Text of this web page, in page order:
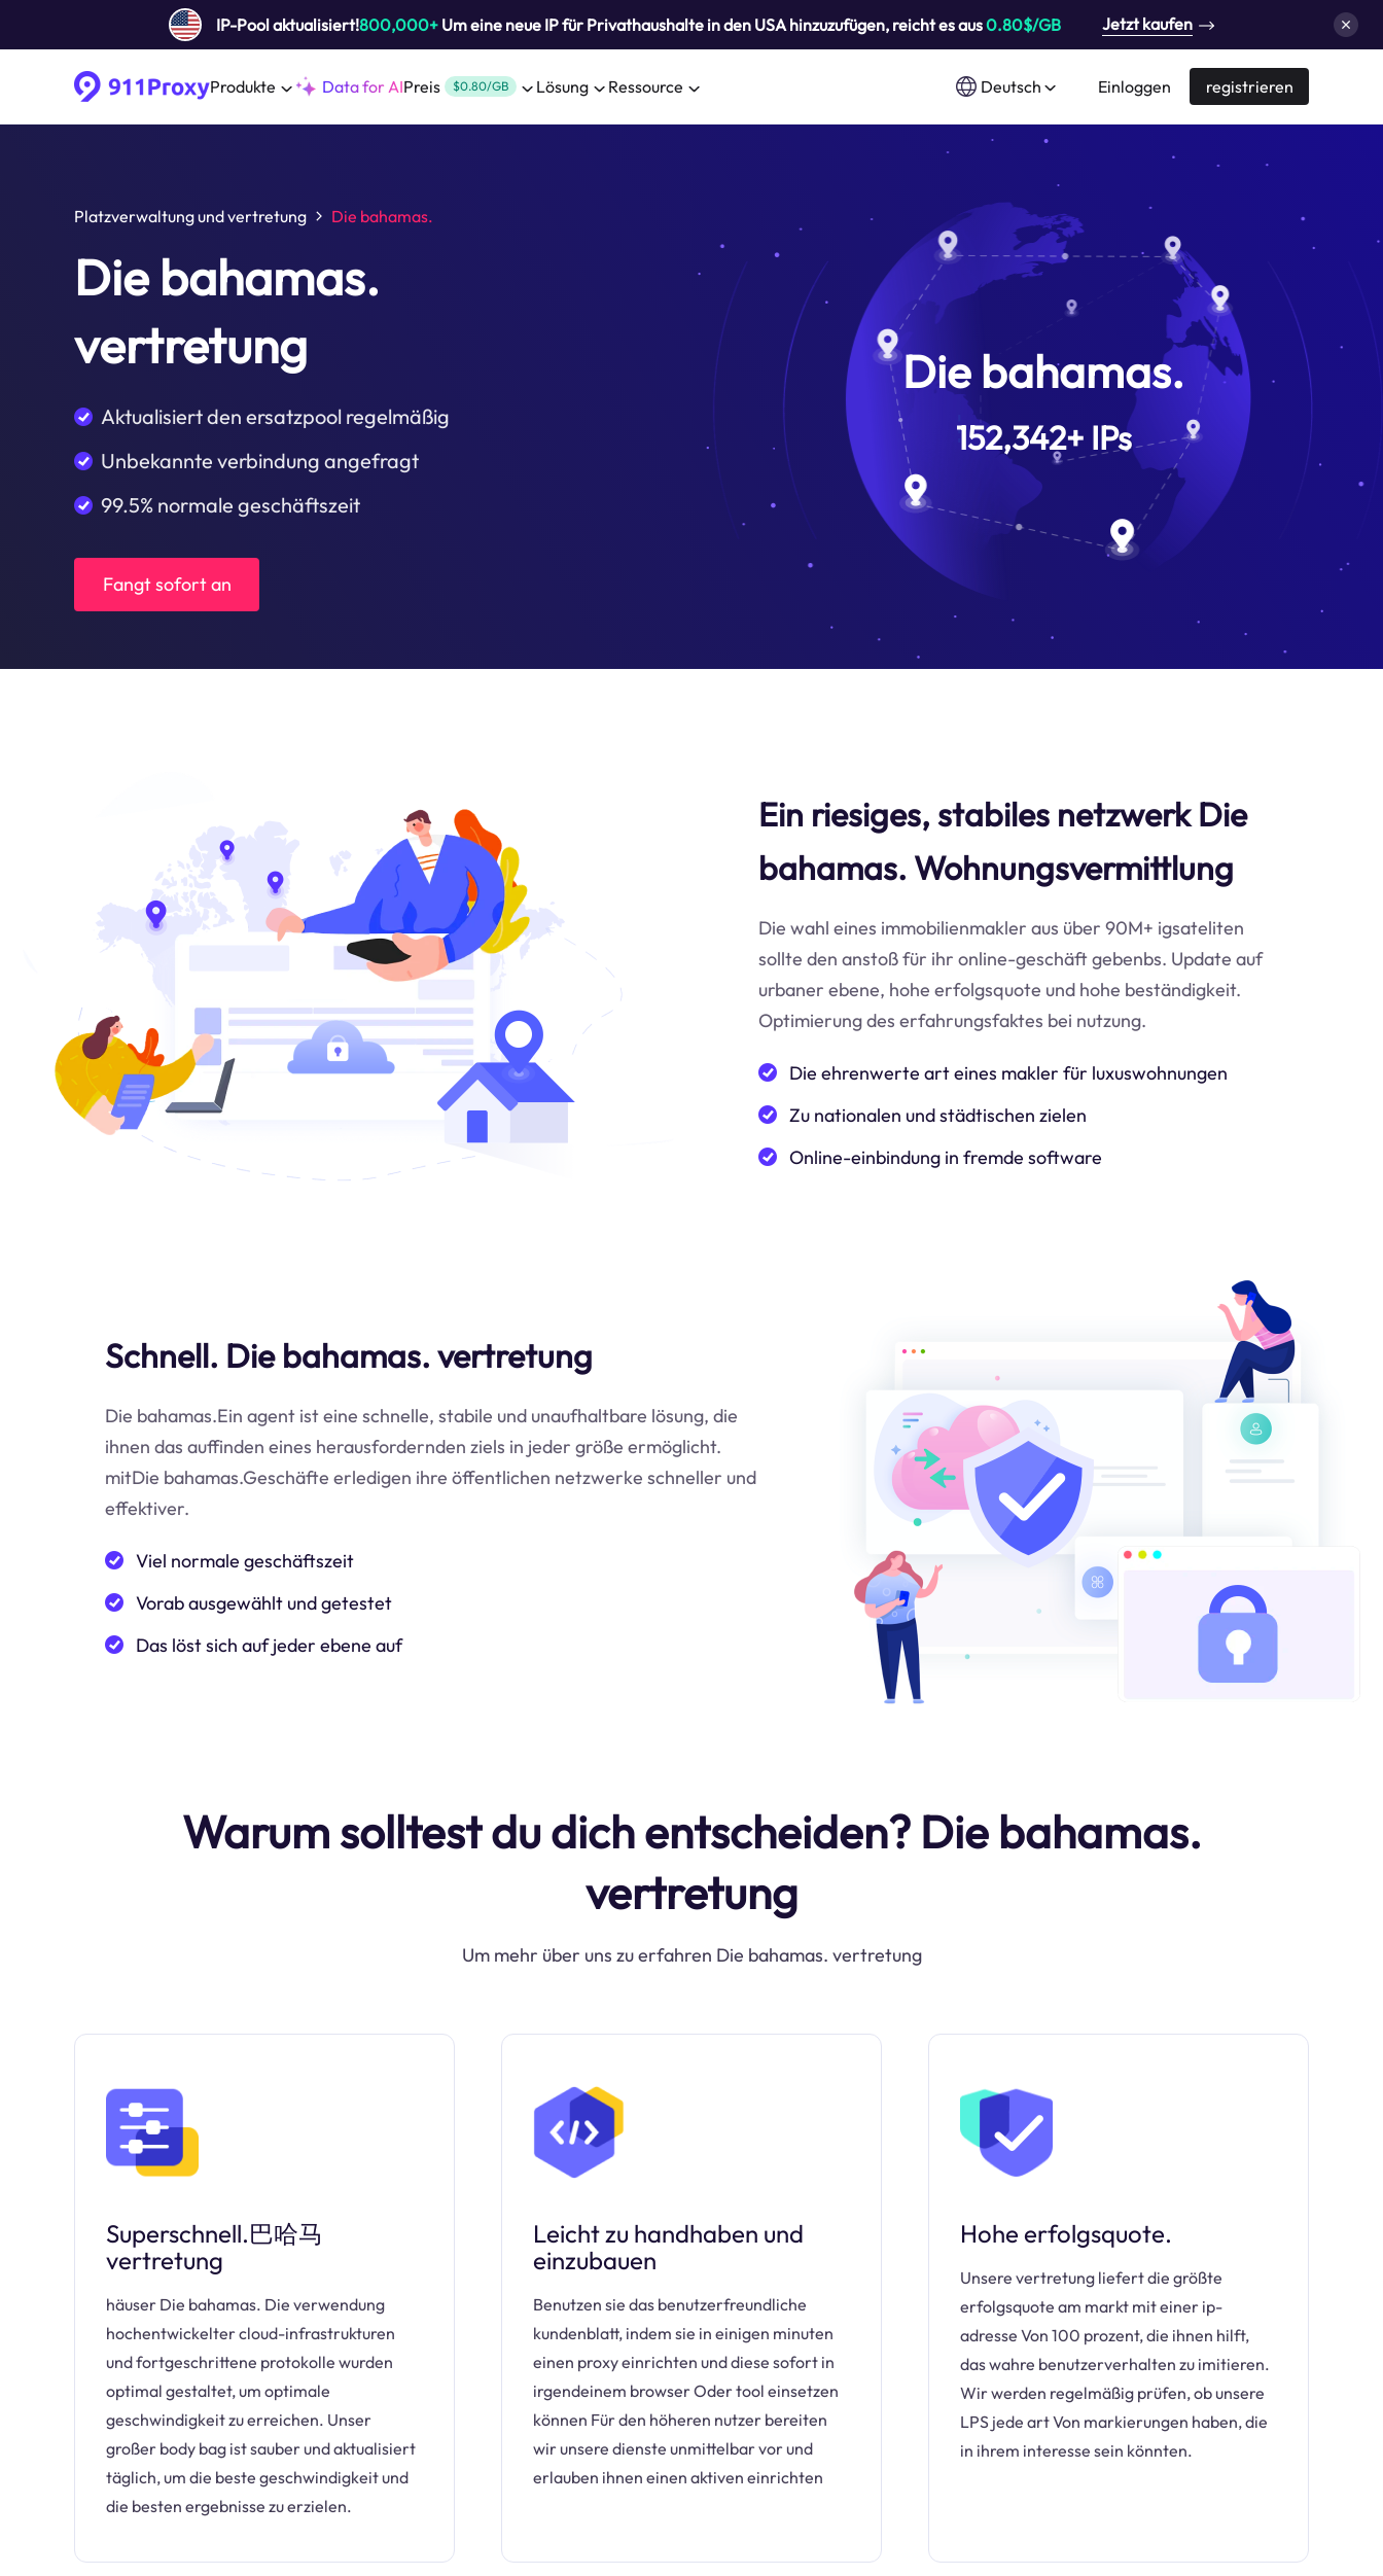
IP-Pool aktualisiert!800,000+Um eine neue IP für Privathaushalte in den USA hinzuzufügen, reicht es aus0.80$/GB Jetzt kaufen
Produkte Data for AIPreis $0.80/GB Lösung Ressource Deutsch Einloggen registrieren
Platzverwaltung und vertretung Die bahamas.
Die bahamas.
vertretung
Aktualisiert den ersatzpool regelmäßig
Unbekannte verbindung angefragt
99.5% normale geschäftszeit
Fangt sofort an
Die bahamas.
152,342+IPs
Ein riesiges, stabiles netzwerk Die
bahamas. Wohnungsvermittlung
Die wahl eines immobilienmakler aus über 90M+ igsateliten
sollte den anstoß für ihr online-geschäft gebenbs. Update auf
urbaner ebene, hohe erfolgsquote und hohe beständigkeit.
Optimierung des erfahrungsfaktes bei nutzung.
Die ehrenwerte art eines makler für luxuswohnungen
Zu nationalen und städtischen zielen
Online-einbindung in fremde software
Schnell. Die bahamas. vertretung
Die bahamas.Ein agent ist eine schnelle, stabile und unaufhaltbare lösung, die
ihnen das auffinden eines herausfordernden ziels in jeder größe ermöglicht.
mitDie bahamas.Geschäfte erledigen ihre öffentlichen netzwerke schneller und
effektiver.
Viel normale geschäftszeit
Vorab ausgewählt und getestet
Das löst sich auf jeder ebene auf
Warum solltest du dich entscheiden? Die bahamas.
vertretung
Um mehr über uns zu erfahren Die bahamas. vertretung
Superschnell.巴哈马
vertretung
häuser Die bahamas. Die verwendung
hochentwickelter cloud-infrastrukturen
und fortgeschrittene protokolle wurden
optimal gestaltet, um optimale
geschwindigkeit zu erreichen. Unser
großer body bag ist sauber und aktualisiert
täglich, um die beste geschwindigkeit und
die besten ergebnisse zu erzielen.
Leicht zu handhaben und
einzubauen
Benutzen sie das benutzerfreundliche
kundenblatt, indem sie in einigen minuten
einen proxy einrichten und diese sofort in
irgendeinem browser Oder tool einsetzen
können Für den höheren nutzer bereiten
wir unsere dienste unmittelbar vor und
erlauben ihnen einen aktiven einrichten
Hohe erfolgsquote.
Unsere vertretung liefert die größte
erfolgsquote am markt mit einer ip-
adresse Von 100 prozent, die ihnen hilft,
das wahre benutzerverhalten zu imitieren.
Wir werden regelmäßig prüfen, ob unsere
LPS jede art Von markierungen haben, die
in ihrem interesse sein könnten.